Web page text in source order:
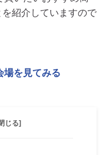
紹介していますので
を見てみる
じる]